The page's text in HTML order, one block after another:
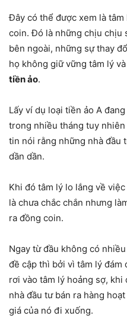
Đây có thể được xem là
coin. Đó là những chịu chịu
bên ngoài, những sự thay
họ không giữ vững tâm lý
tiền ảo.
Lấy ví dụ loại tiền ảo A
trong nhiều tháng tuy
tin nói rằng những nhà đầu
dần dần.
Khi đó tâm lý lo lắng về
là chưa chắc chắn nhưng
ra đồng coin.
Ngay từ đầu không có
đề cập thì bởi vì tâm lý
rơi vào tâm lý hoảng sợ,
nhà đầu tư bán ra hàng
giá của nó đi xuống.